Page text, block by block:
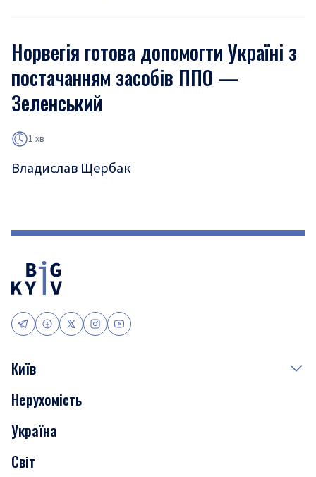
Норвегія готова допомогти Україні з
постачанням засобів ППО —
Зеленський
1 хв
Владислав Щербак
Київ
Події
Скандали
Нерухомість
Нерухомість
Україна
Світ